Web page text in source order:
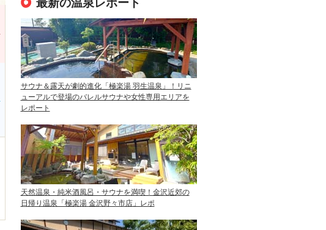
最新の温泉レポート
サウナ＆露天が劇的進化「極楽湯 羽生温泉」！リニ
ューアルで登場のバレルサウナや女性専用エリアを
レポート
天然温泉・純米酒風呂・サウナを満喫！金沢近郊の
日帰り温泉「極楽湯 金沢野々市店」レポ